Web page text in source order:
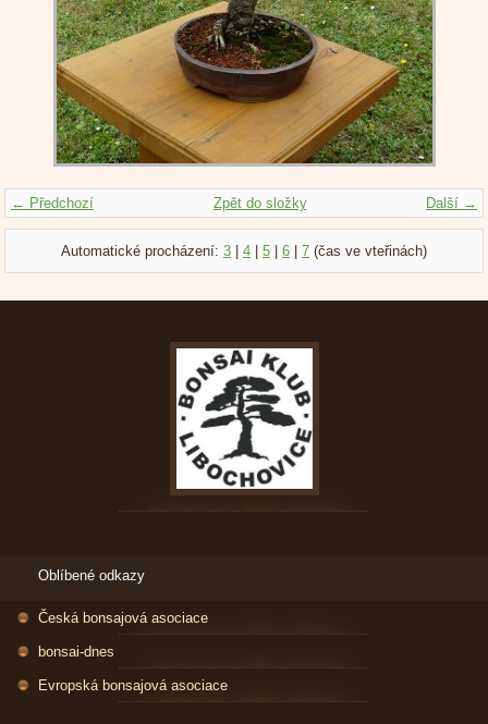
← Předchozí Další →
Zpět do složky
Automatické procházení: 3 4 5 6 7 (čas ve vteřinách)
Oblíbené odkazy
Česká bonsajová asociace
bonsai-dnes
Evropská bonsajová asociace